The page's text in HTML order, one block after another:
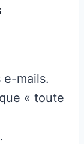
e-mails.
« toute